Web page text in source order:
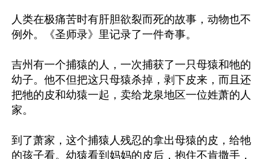
人类在极痛苦时有肝胆欲裂而死的故事，动物也不
例外。《圣师录》里记录了一件奇事。
吉州有一个捕猿的人，一次捕获了一只母猿和牠的
幼子。他不但把这只母猿杀掉，剥下皮来，而且还
把牠的皮和幼猿一起，卖给龙泉地区一位姓萧的人
家。
到了萧家，这个捕猿人残忍的拿出母猿的皮，给牠
的孩子看。幼猿看到妈妈的皮后，抱住不肯撒手，